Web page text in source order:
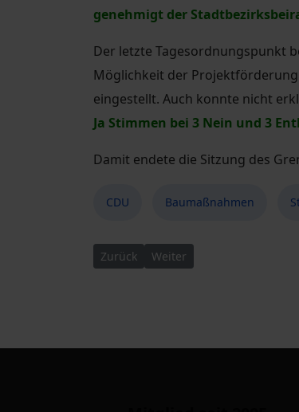
genehmigt der
Der letzte Tagesordnungspunkt
Möglichkeit der
eingestellt. Auch konnte nicht
Ja Stimmen bei 3 Nein und 3
Damit endete die Sitzung des
CDU Baumaßnahmen
Vorheriger Beitrag: 20. Sitzung des
Zurück Nächster Beitrag: Ein
Weiter